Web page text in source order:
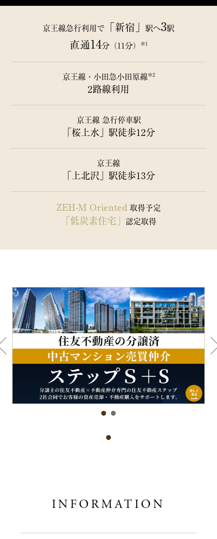
京王線急行利用で 「新宿」 駅へ3駅
直通 14分（11分） ※1
京王線・小田急小田原線 ※2
2路線利用
京王線 急行停車駅
「桜上水」駅徒歩12分
京王線
「上北沢」駅徒歩13分
ZEH-M Oriented 取得予定
「低炭素住宅」 認定取得
INFORMATION